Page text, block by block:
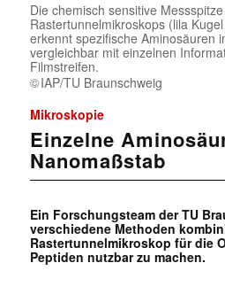
Die chemisch sensitive
Rastertunnelmikroskops (lila
erkennt spezifische Aminosäuren
vergleichbar mit einzelnen
Filmstreifen.
IAP/TU Braunschweig
Mikroskopie
Einzelne
Nanomaßstab
Ein Forschungsteam der TU
verschiedene Methoden
Rastertunnelmikroskop für die
Peptiden nutzbar zu machen.